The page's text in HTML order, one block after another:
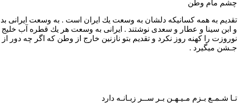
چشم مام وطن
تقدیم به همه كسانیكه دلشان به وسعت یك ایران است . به وسعت ایرانی
و ابن سینا و عطار و سعدی نوشتند . ایرانی به وسعت هر یك قطره آب خلیج
نوروزت را كهنه روز نكرد و تقدیم بتو نازنین خارج از وطن كه اگر چه
جـشن میگیرد .
تـا شـمـع بـزم مـیـهـن بـر ســر زبـانـه دارد